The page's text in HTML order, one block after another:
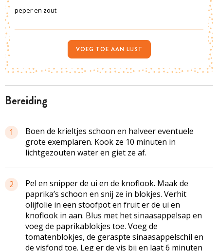
bereiding
1
Boen de krieltjes schoon en halveer eventuele
grote exemplaren. Kook ze 10 minuten in
lichtgezouten water en giet ze af.
2
Pel en snipper de ui en de knoflook. Maak de
paprika’s schoon en snij ze in blokjes. Verhit
olijfolie in een stoofpot en fruit er de ui en
knoflook in aan. Blus met het sinaasappelsap en
voeg de paprikablokjes toe. Voeg de
tomatenblokjes, de geraspte sinaasappelschil en
de visfond toe. Leg er de vis bij en laat 6 minuten
peper en zout
VOEG TOE AAN LIJST